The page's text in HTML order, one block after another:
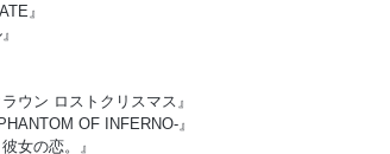
』
ラウン ロストクリスマス』
OF INFERNO-』
女の恋。』